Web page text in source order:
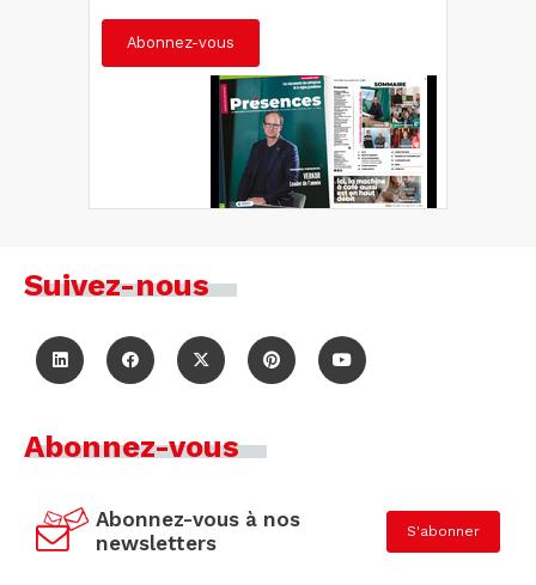
Abonnez-vous
Suivez-nous
Abonnez-vous
Abonnez-vous à nos
newsletters
S'abonner